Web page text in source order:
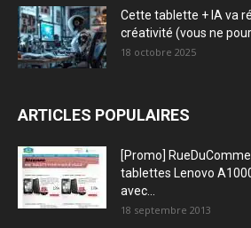
Cette tablette + IA va
créativité (vous ne
18 octobre 2025
ARTICLES POPULAIRES
[Promo]
tablettes Lenovo
avec...
18 septembre 2013